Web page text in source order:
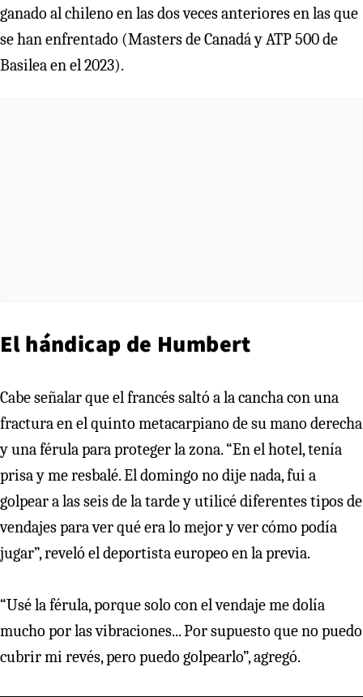
ganado al chileno en las dos veces anteriores en las que
se han enfrentado (Masters de Canadá y ATP 500 de
Basilea en el 2023).
El hándicap de Humbert
Cabe señalar que el francés saltó a la cancha con una
fractura en el quinto metacarpiano de su mano derecha
y una férula para proteger la zona. “En el hotel, tenía
prisa y me resbalé. El domingo no dije nada, fui a
golpear a las seis de la tarde y utilicé diferentes tipos de
vendajes para ver qué era lo mejor y ver cómo podía
jugar”, reveló el deportista europeo en la previa.
“Usé la férula, porque solo con el vendaje me dolía
mucho por las vibraciones... Por supuesto que no puedo
cubrir mi revés, pero puedo golpearlo”, agregó.